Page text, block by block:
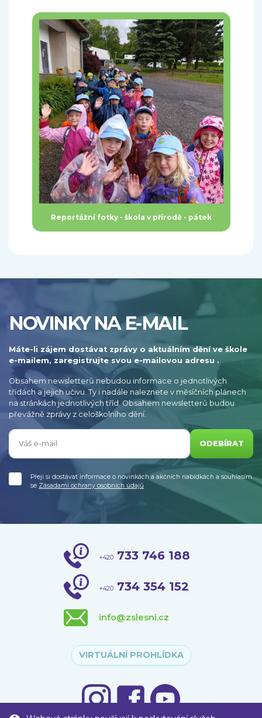
Reportážní fotky - škola v přírodě - pátek
NOVINKY NA E-MAIL
Máte-li zájem dostávat zprávy o aktuálním dění ve škole
e-mailem, zaregistrujte svou e-mailovou adresu .
Obsahem newsletterů nebudou informace o jednotlivých
třídách a jejich učivu. Ty i nadále naleznete v měsíčních plánech
na stránkách jednotlivých tříd. Obsahem newsletterů budou
převážně zprávy z celoškolního dění.
ODEBÍRAT
Přeji si dostávat informace o novinkách a akčních nabídkách a souhlasím
se Zásadami ochrany osobních údajů
+420 733 746 188
+420 734 354 152
info@zslesni.cz
VIRTUÁLNÍ PROHLÍDKA